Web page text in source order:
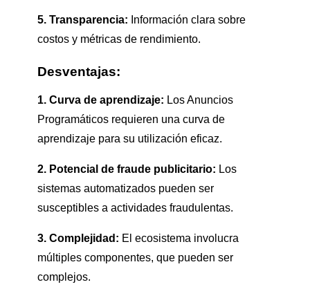
5. Transparencia: Información clara sobre
costos y métricas de rendimiento.
Desventajas:
1. Curva de aprendizaje: Los Anuncios
Programáticos requieren una curva de
aprendizaje para su utilización eficaz.
2. Potencial de fraude publicitario: Los
sistemas automatizados pueden ser
susceptibles a actividades fraudulentas.
3. Complejidad: El ecosistema involucra
múltiples componentes, que pueden ser
complejos.